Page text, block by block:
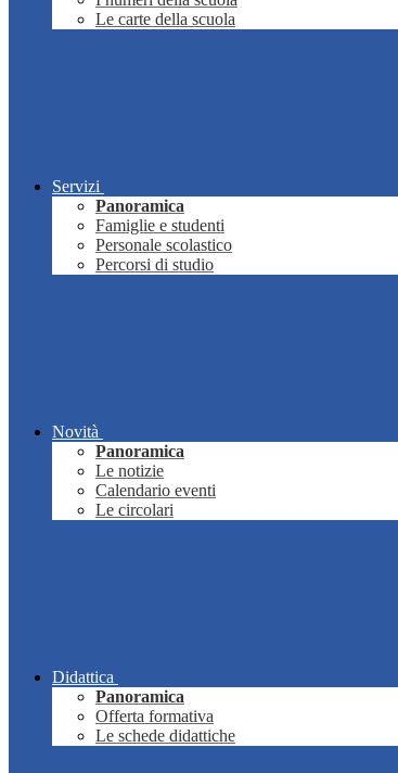
Le carte della scuola
Servizi
Panoramica
Famiglie e studenti
Personale scolastico
Percorsi di studio
Novità
Panoramica
Le notizie
Calendario eventi
Le circolari
Didattica
Panoramica
Offerta formativa
Le schede didattiche